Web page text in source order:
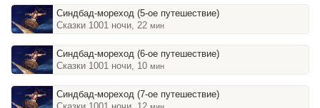
Синдбад-мореход (5-ое путешествие)
Сказки 1001 ночи, 22 мин
Синдбад-мореход (6-ое путешествие)
Сказки 1001 ночи, 10 мин
Синдбад-мореход (7-ое путешествие)
мин